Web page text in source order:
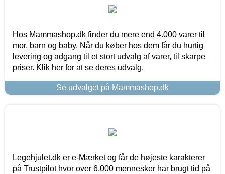
Hos Mammashop.dk finder du mere end 4.000 varer til
mor, barn og baby. Når du køber hos dem får du hurtig
levering og adgang til et stort udvalg af varer, til skarpe
priser. Klik her for at se deres udvalg.
Se udvalget på Mammashop.dk
Legehjulet.dk er e-Mærket og får de højeste karakterer
på Trustpilot hvor over 6.000 mennesker har brugt tid på